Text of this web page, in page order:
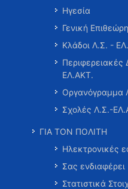
Ηγεσία
Γενική
Κλάδοι Λ.Σ. -
Περιφερειακές
ΕΛ.ΑΚΤ.
Οργανόγραμμα
Σχολές Λ.Σ.-
ΓΙΑ ΤΟΝ ΠΟΛΙΤΗ
Ηλεκτρονικές
Σας ενδιαφέρει
Στατιστικά